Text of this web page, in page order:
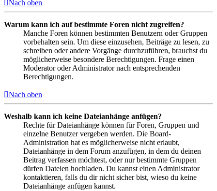
Nach oben
Warum kann ich auf bestimmte Foren nicht zugreifen?
Manche Foren können bestimmten Benutzern oder Gruppen
vorbehalten sein. Um diese einzusehen, Beiträge zu lesen, zu
schreiben oder andere Vorgänge durchzuführen, brauchst du
möglicherweise besondere Berechtigungen. Frage einen
Moderator oder Administrator nach entsprechenden
Berechtigungen.
Nach oben
Weshalb kann ich keine Dateianhänge anfügen?
Rechte für Dateianhänge können für Foren, Gruppen und
einzelne Benutzer vergeben werden. Die Board-
Administration hat es möglicherweise nicht erlaubt,
Dateianhänge in dem Forum anzufügen, in dem du deinen
Beitrag verfassen möchtest, oder nur bestimmte Gruppen
dürfen Dateien hochladen. Du kannst einen Administrator
kontaktieren, falls du dir nicht sicher bist, wieso du keine
Dateianhänge anfügen kannst.